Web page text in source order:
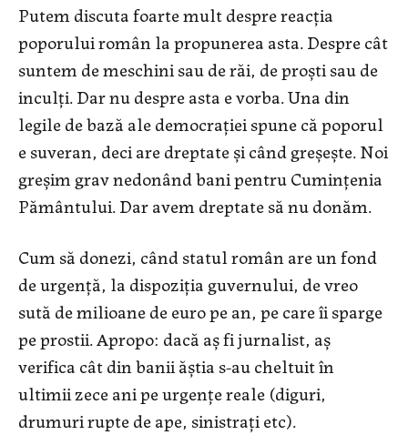
Putem discuta foarte mult despre reacția
poporului român la propunerea asta. Despre cât
suntem de meschini sau de răi, de proști sau de
inculți. Dar nu despre asta e vorba. Una din
legile de bază ale democrației spune că poporul
e suveran, deci are dreptate și când greșește. Noi
greșim grav nedonând bani pentru Cumințenia
Pământului. Dar avem dreptate să nu donăm.
Cum să donezi, când statul român are un fond
de urgență, la dispoziția guvernului, de vreo
sută de milioane de euro pe an, pe care îi sparge
pe prostii. Apropo: dacă aș fi jurnalist, aș
verifica cât din banii ăștia s-au cheltuit în
ultimii zece ani pe urgențe reale (diguri,
drumuri rupte de ape, sinistrați etc).